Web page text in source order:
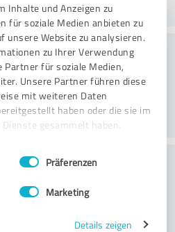
Inhalte und Anzeigen zu
für soziale Medien anbieten zu
unsere Website zu analysieren.
zu Ihrer Verwendung
Partner für soziale Medien,
Unsere Partner führen diese
mit weiteren Daten
haben oder die sie im
gesammelt haben.
Präferenzen
Marketing
Details zeigen
Hizmetleri